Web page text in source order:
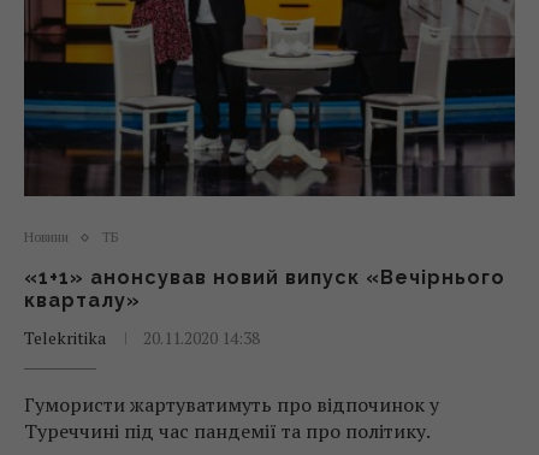
Новини ТБ
«1+1» анонсував новий випуск «Вечірнього
кварталу»
Telekritika
20.11.2020 14:38
Гумористи жартуватимуть про відпочинок у
Туреччині під час пандемії та про політику.